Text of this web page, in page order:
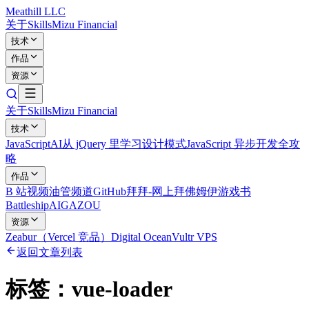
Meathill LLC
关于SkillsMizu Financial
技术
作品
资源
关于SkillsMizu Financial
技术
JavaScriptAI从 jQuery 里学习设计模式JavaScript 异步开发全攻
略
作品
B 站视频油管频道GitHub拜拜-网上拜佛姆伊游戏书
BattleshipAIGAZOU
资源
Zeabur（Vercel 竞品） Digital OceanVultr VPS
返回文章列表
标签： vue-loader